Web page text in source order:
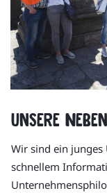
Unsere
Wir sind ein
schnellem